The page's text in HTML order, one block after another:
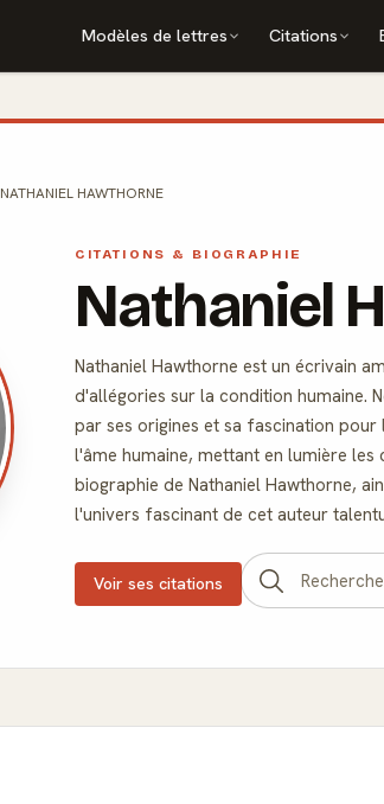
Modèles de lettres Citations
NATHANIEL HAWTHORNE
CITATIONS & BIOGRAPHIE
Nathaniel
Nathaniel Hawthorne est un écrivain
d'allégories sur la condition humaine.
par ses origines et sa fascination
l'âme humaine, mettant en lumière
biographie de Nathaniel Hawthorne,
l'univers fascinant de cet auteur
Voir ses citations